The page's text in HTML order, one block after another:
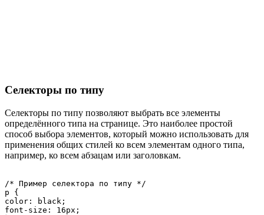
Селекторы по типу
Селекторы по типу позволяют выбрать все элементы
определённого типа на странице. Это наиболее простой
способ выбора элементов, который можно использовать для
применения общих стилей ко всем элементам одного типа,
например, ко всем абзацам или заголовкам.
/* Пример селектора по типу */
p {
color: black;
font-size: 16px;